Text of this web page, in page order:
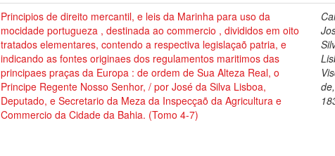
Principios de direito mercantil, e leis da Marinha para uso da
mocidade portugueza , destinada ao commercio , divididos em oito
tratados elementares, contendo a respectiva legislaçaõ patria, e
indicando as fontes originaes dos regulamentos maritimos das
principaes praças da Europa : de ordem de Sua Alteza Real, o
Principe Regente Nosso Senhor, / por José da Silva Lisboa,
Deputado, e Secretario da Meza da Inspecçaõ da Agricultura e
Commercio da Cidade da Bahia. (Tomo 4-7)